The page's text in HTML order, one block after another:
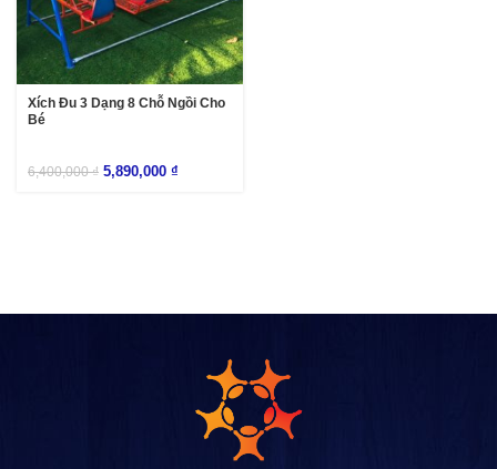
Xích Đu 3 Dạng 8 Chỗ Ngồi Cho
Bé
6,400,000₫ 5,890,000 ₫